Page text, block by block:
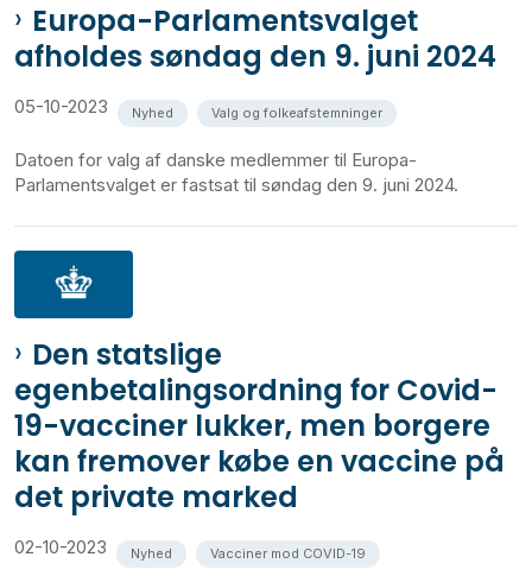
Europa-Parlamentsvalget
afholdes søndag den 9. juni 2024
05-10-2023 Nyhed Valg og folkeafstemninger
Datoen for valg af danske medlemmer til Europa-
Parlamentsvalget er fastsat til søndag den 9. juni 2024.
Den statslige
egenbetalingsordning for Covid-
19-vacciner lukker, men borgere
kan fremover købe en vaccine på
det private marked
02-10-2023 Nyhed Vacciner mod COVID-19